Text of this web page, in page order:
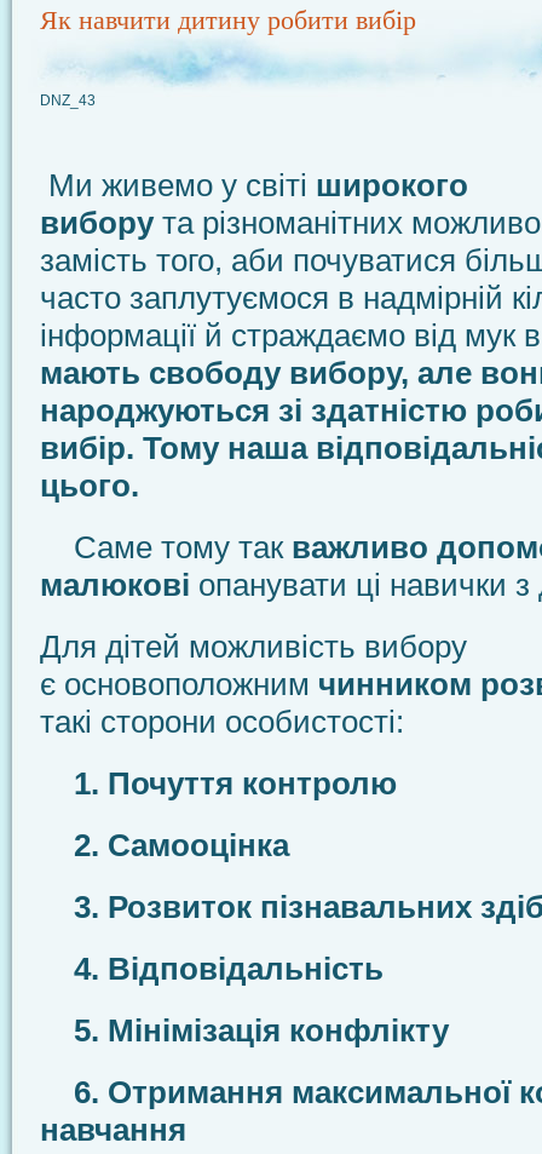
Як навчити дитину робити вибір
DNZ_43
Ми живемо у світі широкого
виборута різноманітних
замість того, аби почуватися
часто заплутуємося в надмірній
інформації й страждаємо від мук
мають свободу вибору, але
народжуються зі здатністю
вибір. Тому наша
цього.
Саме тому такважливо
малюкові опанувати ці навички
Для дітей можливість вибору
є основоположним чинником
такі сторони особистості:
1. Почуття контролю
2. Самооцінка
3. Розвиток пізнавальних
4. Відповідальність
5. Мінімізація конфлікту
6. Отримання максимальної
навчання